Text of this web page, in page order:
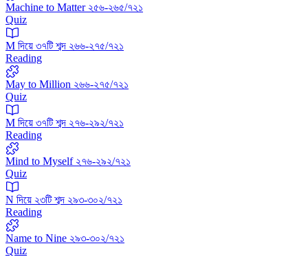
Machine to Matter ২৫৬-২৬৫/৭২১
Quiz
M দিয়ে ৩৭টি শব্দ ২৬৬-২৭৫/৭২১
Reading
May to Million ২৬৬-২৭৫/৭২১
Quiz
M দিয়ে ৩৭টি শব্দ ২৭৬-২৯২/৭২১
Reading
Mind to Myself ২৭৬-২৯২/৭২১
Quiz
N দিয়ে ২৩টি শব্দ ২৯৩-৩০২/৭২১
Reading
Name to Nine ২৯৩-৩০২/৭২১
Quiz